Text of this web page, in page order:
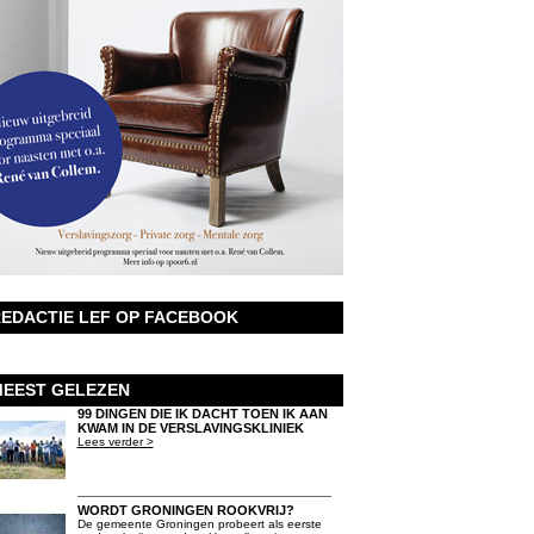
LEF OP FACEBOOK
GELEZEN
99 DINGEN DIE IK DACHT TOEN IK AAN
KWAM IN DE VERSLAVINGSKLINIEK
Lees verder >
WORDT GRONINGEN ROOKVRIJ?
De gemeente Groningen probeert als eerste